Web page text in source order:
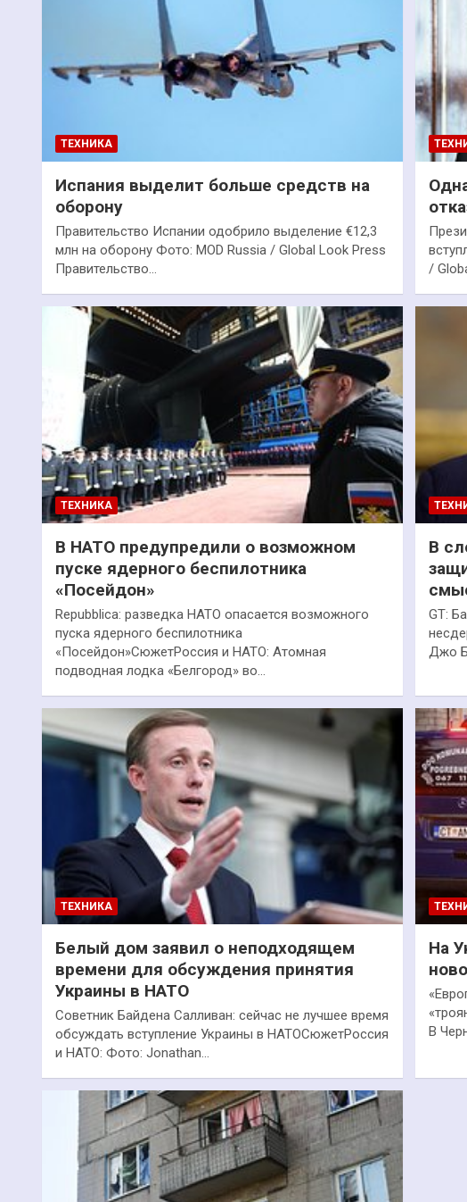
ТЕХНИКА
Испания выделит больше средств на
оборону
Правительство Испании одобрило выделение €12,3
млн на оборону Фото: MOD Russia / Global Look Press
Правительство…
/
ТЕХНИКА
В НАТО предупредили о возможном
пуске ядерного беспилотника
«Посейдон»
Repubblica: разведка НАТО опасается возможного
пуска ядерного беспилотника
«Посейдон»СюжетРоссия и НАТО: Атомная
подводная лодка «Белгород» во…
В
GT:
Джо
ТЕХНИКА
Белый дом заявил о неподходящем
времени для обсуждения принятия
Украины в НАТО
Советник Байдена Салливан: сейчас не лучшее время
обсуждать вступление Украины в НАТОСюжетРоссия
и НАТО: Фото: Jonathan…
На
В